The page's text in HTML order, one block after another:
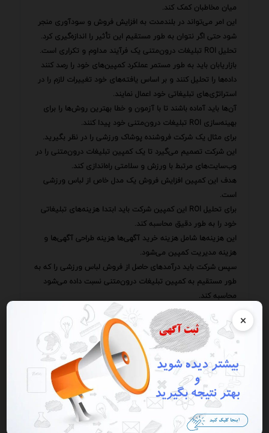
×
میان مخاطبان کمک کند.
این امر می‌تواند در بلندمدت به افزایش فروش و سودآوری منجر
شود حتی اگر نتوان به طور مستقیم این تأثیر را اندازه‌گیری کرد.
تحلیل ROI تبلیغات درون‌متنی یک فرآیند مداوم و تکراری است.
بازاریابان باید به طور مستمر عملکرد کمپین‌های خود را رصد کنند
داده‌ها را تحلیل کنند و بر اساس یافته‌های خود تغییرات لازم را در
استراتژی‌های تبلیغاتی خود اعمال نمایند.
آن‌ها باید آماده باشند تا با آزمون و خطا بهترین روش‌ها را برای
بهینه‌سازی ROI تبلیغات درون‌متنی خود پیدا کنند.
برای مثال یک شرکت فروشنده پوشاک ورزشی را در نظر بگیرید.
این شرکت تصمیم می‌گیرد تا یک کمپین تبلیغات درون‌متنی را در
وب‌سایت‌های مرتبط با ورزش و سلامتی راه‌اندازی کند.
هدف این کمپین افزایش فروش یک مدل خاص از لباس ورزشی
است.
برای تحلیل ROI این کمپین شرکت باید ابتدا هزینه‌های تبلیغاتی
خود را به طور دقیق محاسبه کند.
این هزینه‌ها شامل هزینه خرید آگهی‌ها هزینه طراحی آگهی‌ها و
هزینه مدیریت کمپین می‌شود.
سپس شرکت باید درآمدهای حاصل از فروش لباس ورزشی را که به
طور مستقیم به کمپین تبلیغات درون‌متنی نسبت داده می‌شود
محاسبه کند.
برای این کار شرکت می‌تواند از ردیابی کوکی‌ها و مدل‌های تخصیص
استفاده کند.
با استفاده از این داده‌ها شرکت می‌تواند ROI کمپین را به صورت
زیر محاسبه کند ROI = (درآمد - هزینه) / هزینه به عنوان مثال اگر
شرکت ۱۰۰ میلیون تومان در کمپین تبلیغات درون‌متنی هزینه کند
و ۲۰۰ میلیون تومان درآمد کسب کند ROI کمپین برابر با ۱۰۰٪
خواهد بود.
این بدان معناست که به ازای هر یک میلیون تومان که در کمپین
هزینه شده است یک میلیون تومان سود حاصل شده است.